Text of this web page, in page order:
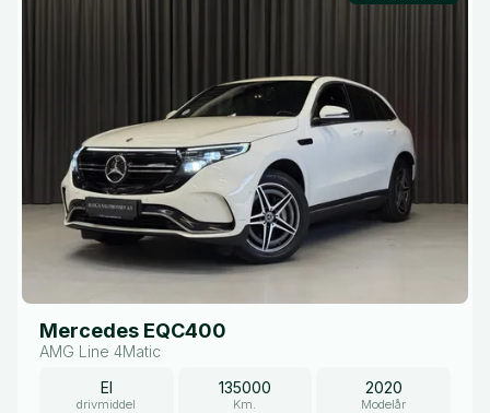
Mercedes EQC400
AMG Line 4Matic
El
drivmiddel
135000
Km.
2020
Modelår